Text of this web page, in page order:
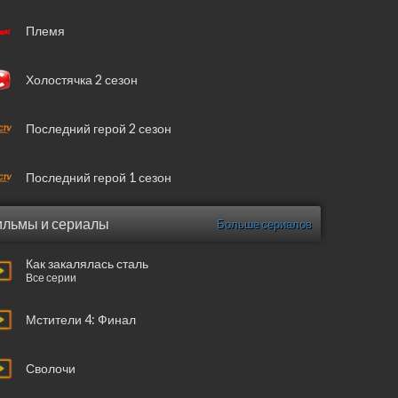
Племя
Холостячка 2 сезон
Последний герой 2 сезон
Последний герой 1 сезон
и сериалы Больше сериалов
Как закалялась сталь
Все серии
Мстители 4: Финал
Сволочи